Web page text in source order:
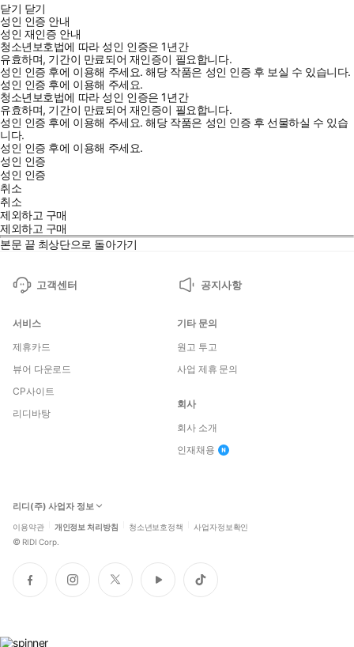
닫기 닫기
성인 인증 안내
성인 재인증 안내
청소년보호법에 따라 성인 인증은 1년간
유효하며, 기간이 만료되어 재인증이 필요합니다.
성인 인증 후에 이용해 주세요.해당 작품은 성인 인증 후 보실 수 있습니다.
성인 인증 후에 이용해 주세요.
청소년보호법에 따라 성인 인증은 1년간
유효하며, 기간이 만료되어 재인증이 필요합니다.
성인 인증 후에 이용해 주세요.해당 작품은 성인 인증 후 선물하실 수 있습
니다.
성인 인증 후에 이용해 주세요.
성인 인증
성인 인증
취소
취소
제외하고 구매
제외하고 구매
본문 끝 최상단으로 돌아가기
고객센터 공지사항
서비스
제휴카드
뷰어 다운로드
CP사이트
리디바탕
기타 문의
원고 투고
사업 제휴 문의
회사
회사 소개
인재채용
리디(주) 사업자 정보
이용약관 개인정보 처리방침 청소년보호정책 사업자정보확인
© RIDI Corp.
페
이
인
스
트
위
유
튜
틱
톡